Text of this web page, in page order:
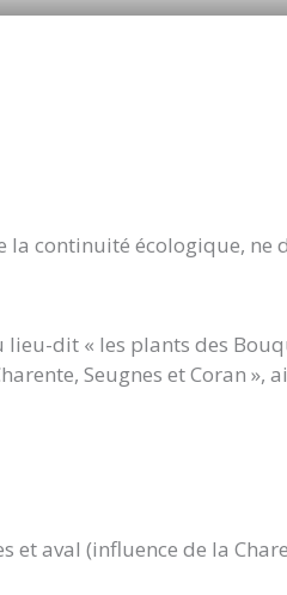
la continuité écologique, ne
dit « les plants des
Seugnes et Coran »,
aval (influence de la